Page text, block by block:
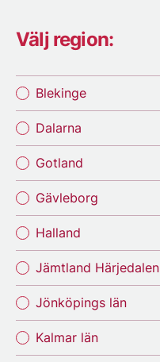
Välj region:
Blekinge
Dalarna
Gotland
Gävleborg
Halland
Jämtland Härjedalen
Jönköpings län
Kalmar län